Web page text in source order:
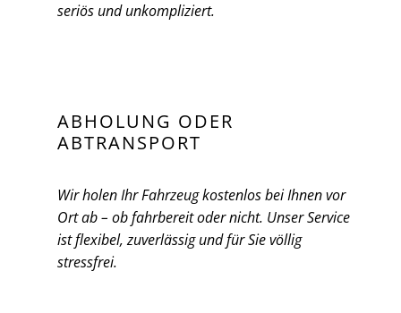
seriös und unkompliziert.
ABHOLUNG ODER
ABTRANSPORT
Wir holen Ihr Fahrzeug kostenlos bei Ihnen vor
Ort ab – ob fahrbereit oder nicht. Unser Service
ist flexibel, zuverlässig und für Sie völlig
stressfrei.